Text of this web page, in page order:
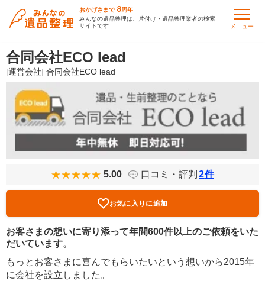
おかげさまで 8周年
みんなの遺品整理は、片付け・遺品整理業者の検索
サイトです
メニュー
合同会社ECO lead
[運営会社] 合同会社ECO lead
5.00 口コミ・評判 2件
お気に入りに追加
お客さまの想いに寄り添って年間600件以上のご依頼をいた
だいています。
もっとお客さまに喜んでもらいたいという想いから2015年
に会社を設立しました。